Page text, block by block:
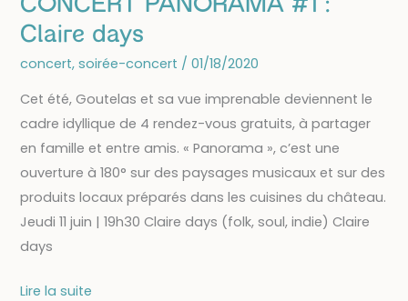
CONCERT PANORAMA #1 :
Claire days
concert, soirée-concert / 01/18/2020
Cet été, Goutelas et sa vue imprenable deviennent le
cadre idyllique de 4 rendez-vous gratuits, à partager
en famille et entre amis. « Panorama », c’est une
ouverture à 180° sur des paysages musicaux et sur des
produits locaux préparés dans les cuisines du château.
Jeudi 11 juin | 19h30 Claire days (folk, soul, indie) Claire
days
11/06
Lire la suite